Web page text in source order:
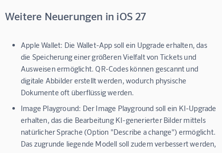
Weitere Neuerungen in iOS 27
Apple Wallet: Die Wallet-App soll ein Upgrade erhalten, das
die Speicherung einer größeren Vielfalt von Tickets und
Ausweisen ermöglicht. QR-Codes können gescannt und
digitale Abbilder erstellt werden, wodurch physische
Dokumente oft überflüssig werden.
Image Playground: Der Image Playground soll ein KI-Upgrade
erhalten, das die Bearbeitung KI-generierter Bilder mittels
natürlicher Sprache (Option "Describe a change") ermöglicht.
Das zugrunde liegende Modell soll zudem verbessert werden,